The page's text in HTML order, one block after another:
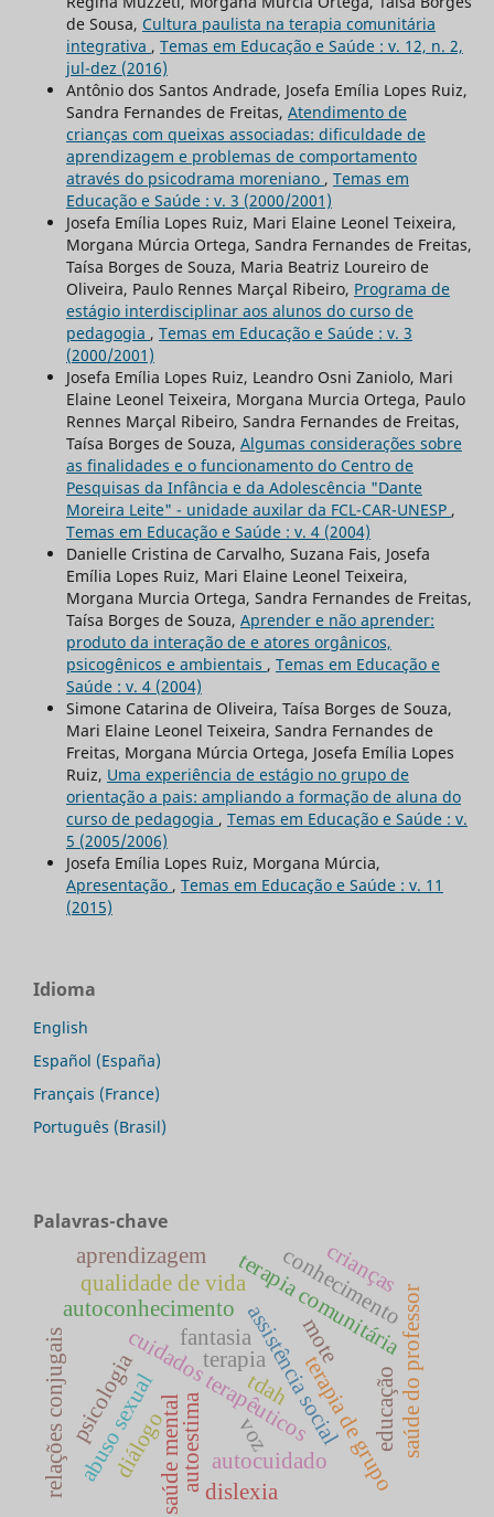
de Sousa, Cultura paulista na terapia comunitária
integrativa , Temas em Educação e Saúde : v. 12, n. 2,
jul-dez (2016)
Antônio dos Santos Andrade, Josefa Emília Lopes Ruiz,
Sandra Fernandes de Freitas, Atendimento de
crianças com queixas associadas: dificuldade de
aprendizagem e problemas de comportamento
através do psicodrama moreniano , Temas em
Educação e Saúde : v. 3 (2000/2001)
Josefa Emília Lopes Ruiz, Mari Elaine Leonel Teixeira,
Morgana Múrcia Ortega, Sandra Fernandes de Freitas,
Taísa Borges de Souza, Maria Beatriz Loureiro de
Oliveira, Paulo Rennes Marçal Ribeiro, Programa de
estágio interdisciplinar aos alunos do curso de
pedagogia , Temas em Educação e Saúde : v. 3
(2000/2001)
Josefa Emília Lopes Ruiz, Leandro Osni Zaniolo, Mari
Elaine Leonel Teixeira, Morgana Murcia Ortega, Paulo
Rennes Marçal Ribeiro, Sandra Fernandes de Freitas,
Taísa Borges de Souza, Algumas considerações sobre
as finalidades e o funcionamento do Centro de
Pesquisas da Infância e da Adolescência "Dante
Moreira Leite" - unidade auxilar da FCL-CAR-UNESP ,
Temas em Educação e Saúde : v. 4 (2004)
Danielle Cristina de Carvalho, Suzana Fais, Josefa
Emília Lopes Ruiz, Mari Elaine Leonel Teixeira,
Morgana Murcia Ortega, Sandra Fernandes de Freitas,
Taísa Borges de Souza, Aprender e não aprender:
produto da interação de e atores orgânicos,
psicogênicos e ambientais , Temas em Educação e
Saúde : v. 4 (2004)
Simone Catarina de Oliveira, Taísa Borges de Souza,
Mari Elaine Leonel Teixeira, Sandra Fernandes de
Freitas, Morgana Múrcia Ortega, Josefa Emília Lopes
Ruiz, Uma experiência de estágio no grupo de
orientação a pais: ampliando a formação de aluna do
curso de pedagogia , Temas em Educação e Saúde : v.
5 (2005/2006)
Josefa Emília Lopes Ruiz, Morgana Múrcia,
Apresentação , Temas em Educação e Saúde : v. 11
(2015)
Idioma
English
Español (España)
Français (France)
Português (Brasil)
Palavras-chave
assistência social
autoestima
cuidados terapêuticos
autoconhecimento
mote
terapia de grupo
terapia comunitária
autocuidado
terapia
conhecimento
saúde mental
abuso sexual
relações conjugais saúde do professor
psicologia
fantasia
voz
qualidade de vida
aprendizagem
diálogo educação
crianças
dislexia
tdah